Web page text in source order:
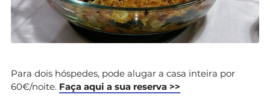
Para dois hóspedes, pode alugar a casa inteira por
60€/noite. Faça aqui a sua reserva >>